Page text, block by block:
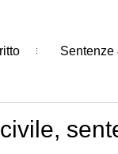
Sentenze